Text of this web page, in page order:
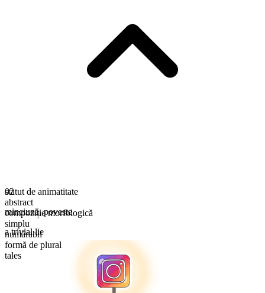
statut de animatitate
abstract
compoziție morfologică
simplu
numărabil
formă de plural
tales
02
minciună,poveste
a trivial lie